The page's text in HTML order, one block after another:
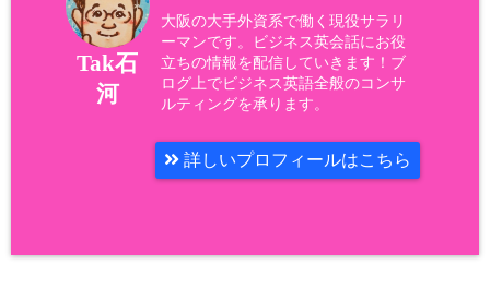
Tak石
河
大阪の大手外資系で働く現役サラリ
ーマンです。ビジネス英会話にお役
立ちの情報を配信していきます！ブ
ログ上でビジネス英語全般のコンサ
ルティングを承ります。
詳しいプロフィールはこちら